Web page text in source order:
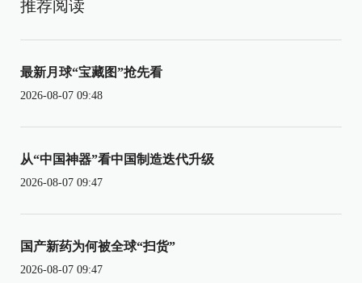
推荐阅读
最新月球“宝藏图”抢先看
2026-08-07 09:48
从“中国神器”看中国制造迭代升级
2026-08-07 09:47
国产新药为何被全球“扫货”
2026-08-07 09:47